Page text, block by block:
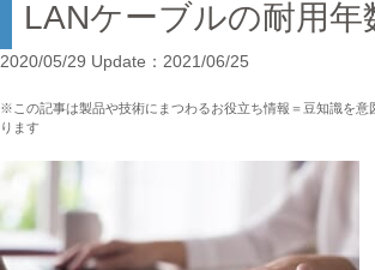
LANケーブルの耐用
2020/05/29 Update：2021/06/25
※この記事は製品や技術にまつわるお役立ち情報＝豆知識を
ります